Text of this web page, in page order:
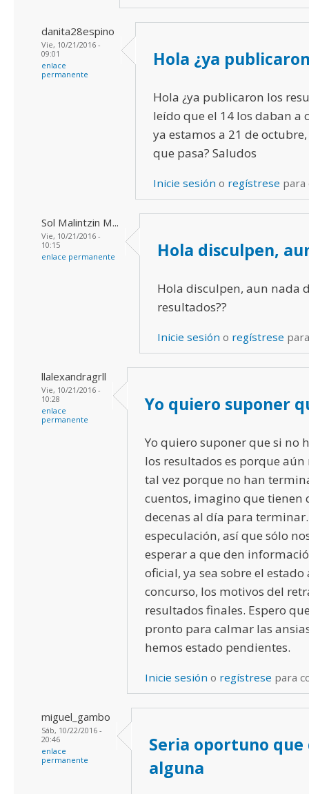
danita28espino
Vie, 10/21/2016 -
09:01
enlace
permanente
Hola ¿ya
Hola ¿ya publicaron los
leído que el 14 los daban a
ya estamos a 21 de
que pasa? Saludos
Inicie sesión o regístrese para
Sol Malintzin M...
Vie, 10/21/2016 -
10:15
enlace permanente
Hola disculpen,
Hola disculpen, aun nada
resultados??
Inicie sesión o regístrese
llalexandragrll
Vie, 10/21/2016 -
10:28
enlace
permanente
Yo quiero suponer
Yo quiero suponer que si no
los resultados es porque aún
tal vez porque no han
cuentos, imagino que tienen
decenas al día para
especulación, así que sólo
esperar a que den
oficial, ya sea sobre el
concurso, los motivos del
resultados finales. Espero
pronto para calmar las
hemos estado pendientes.
Inicie sesión o regístrese para
miguel_gambo
Sáb, 10/22/2016 -
20:46
enlace
permanente
Seria oportuno que
alguna